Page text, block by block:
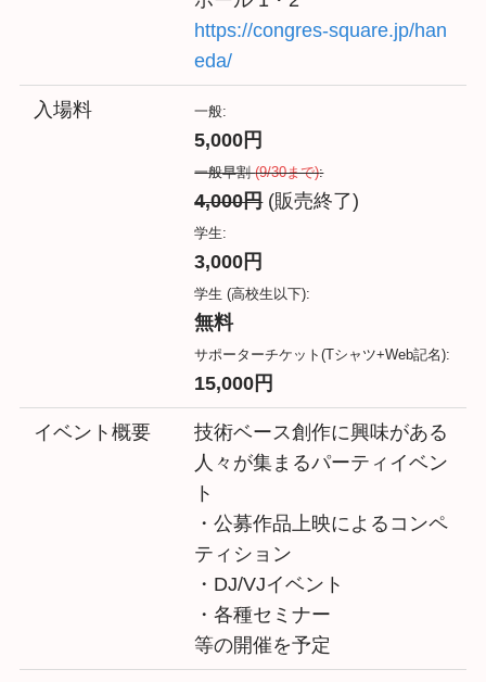
https://congres-square.jp/han
eda/
入場料 一般:
5,000円
一般早割(9/30まで):
4,000円(販売終了)
学生:
3,000円
学生 (高校生以下):
無料
サポーターチケット(Tシャツ+Web記名):
15,000円
イベント概要
技術ベース創作に興味がある
人々が集まるパーティイベン
ト
・公募作品上映によるコンペ
ティション
・DJ/VJイベント
・各種セミナー
等の開催を予定